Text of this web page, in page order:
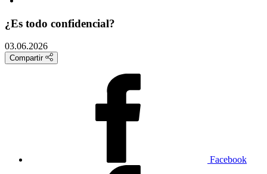
¿Es todo confidencial?
03.06.2026
Compartir
Facebook